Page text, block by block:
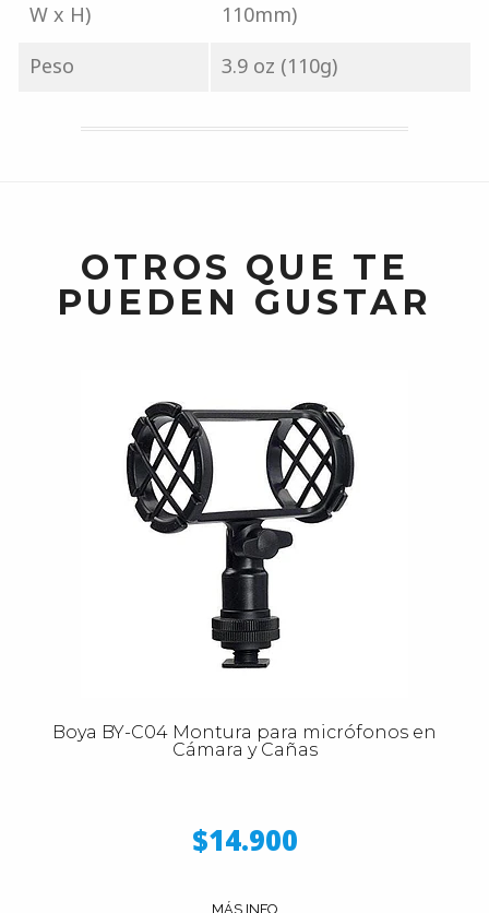
W x H)
110mm)
Peso
3.9 oz (110g)
OTROS QUE TE
PUEDEN GUSTAR
Boya BY-C04 Montura para micrófonos en
Cámara y Cañas
$14.900
MÁS INFO